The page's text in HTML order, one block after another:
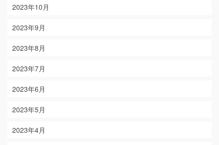
2023年10月
2023年9月
2023年8月
2023年7月
2023年6月
2023年5月
2023年4月